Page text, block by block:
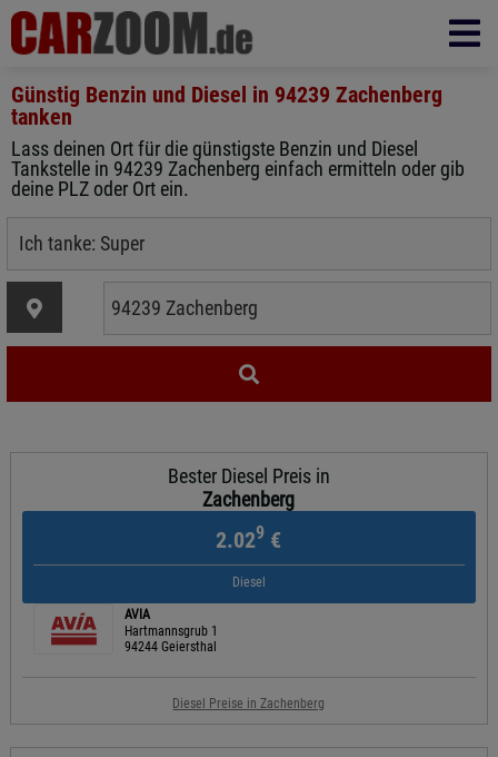
Günstig Benzin und Diesel in 94239 Zachenberg
tanken
Lass deinen Ort für die günstigste Benzin und Diesel
Tankstelle in 94239 Zachenberg einfach ermitteln oder gib
deine PLZ oder Ort ein.
Bester Diesel Preis in
Zachenberg
2.029 €
Diesel
AVIA
Hartmannsgrub 1
94244 Geiersthal
Diesel Preise in Zachenberg